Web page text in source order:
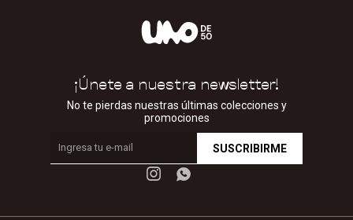
¡Únete a nuestra newsletter!
No te pierdas nuestras últimas colecciones y
promociones
SUSCRIBIRME
 